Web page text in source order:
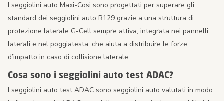
I seggiolini auto Maxi-Cosi sono progettati per superare gli
standard dei seggiolini auto R129 grazie a una struttura di
protezione laterale G-Cell sempre attiva, integrata nei pannelli
laterali e nel poggiatesta, che aiuta a distribuire le forze
d’impatto in caso di collisione laterale.
Cosa sono i seggiolini auto test ADAC?
I seggiolini auto test ADAC sono seggiolini auto valutati in modo